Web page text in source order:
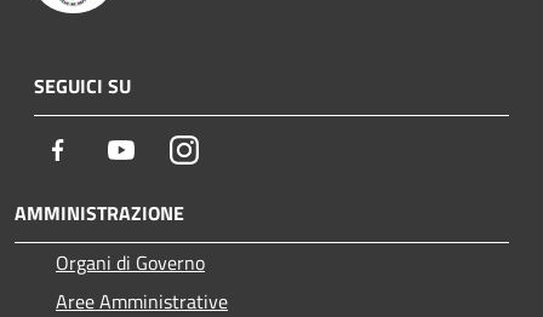
SEGUICI SU
Facebook YoutubeInstagram
AMMINISTRAZIONE
Organi di Governo
Aree Amministrative